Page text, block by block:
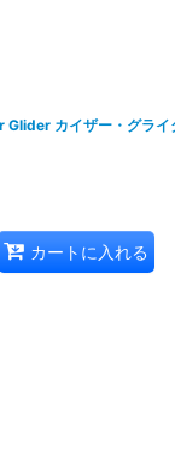
カイザー・グラ
カートに入れる